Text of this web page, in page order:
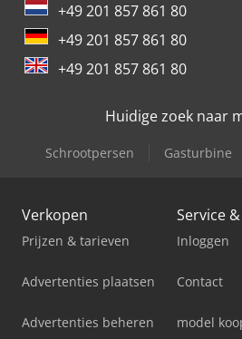
+49 201 857 861 80
+49 201 857 861 80
+49 201 857 861 80
Huidige zoek naar
Schrootpersen Gasturbine
Verkopen
Prijzen & tarieven
Advertenties plaatsen
Advertenties beheren
Service
Inloggen
Contact
model